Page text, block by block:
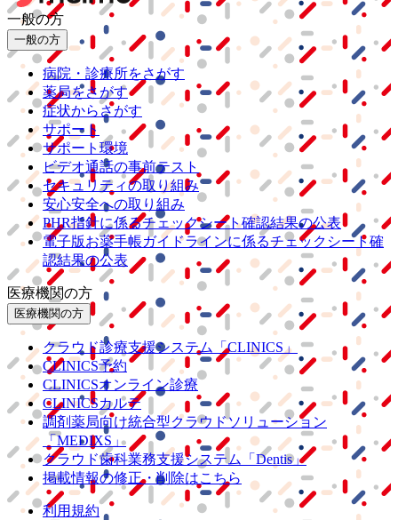
一般の方
一般の方
病院・診療所をさがす
薬局をさがす
症状からさがす
サポート
サポート環境
ビデオ通話の事前テスト
セキュリティの取り組み
安心安全への取り組み
PHR指針に係るチェックシート確認結果の公表
電子版お薬手帳ガイドラインに係るチェックシート確
認結果の公表
医療機関の方
医療機関の方
クラウド診療支援システム
「CLINICS」
CLINICS予約
CLINICSオンライン診療
CLINICSカルテ
調剤薬局向け統合型クラウドソリューション
「MEDIXS」
クラウド歯科業務支援システム
「Dentis」
掲載情報の修正・削除はこちら
利用規約